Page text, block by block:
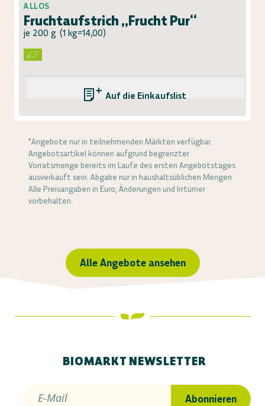
ALLOS
Fruchtaufstrich „Frucht Pur“
je 200 g (1 kg=14,00)
Auf die Einkaufsliste
*Angebote nur in teilnehmenden Märkten verfügbar.
Angebotsartikel können aufgrund begrenzter
Vorratsmenge bereits im Laufe des ersten Angebotstages
ausverkauft sein. Abgabe nur in haushaltsüblichen Mengen.
Alle Preisangaben in Euro, Änderungen und Irrtümer
vorbehalten.
Alle Angebote ansehen
BIOMARKT NEWSLETTER
E-Mail Abonnieren